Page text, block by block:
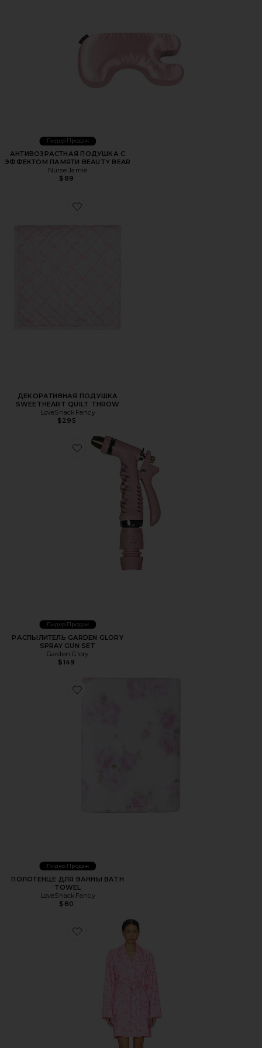
Лидер Продаж
АНТИВОЗРАСТНАЯ ПОДУШКА С
ЭФФЕКТОМ ПАМЯТИ BEAUTY BEAR
Nurse Jamie
$89
Favorite ДЕКОРАТИВНАЯ ПОДУШКА SWEETHEART
ДЕКОРАТИВНАЯ ПОДУШКА
SWEETHEART QUILT THROW
LoveShackFancy
$295
Favorite РАСПЫЛИТЕЛЬ GARDEN GLORY SPRAY GUN
Лидер Продаж
РАСПЫЛИТЕЛЬ GARDEN GLORY
SPRAY GUN SET
Garden Glory
$149
Favorite ПОЛОТЕНЦЕ ДЛЯ ВАННЫ BATH TOWEL
Лидер Продаж
ПОЛОТЕНЦЕ ДЛЯ ВАННЫ BATH
TOWEL
LoveShackFancy
$80
Favorite ИНДИ-ХАЛАТ INDIE ROBE